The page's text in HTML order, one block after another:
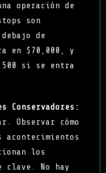
operación de
son
de
en $70,000, y
si se entra
Conservadores:
Observar cómo
los
clave. No hay